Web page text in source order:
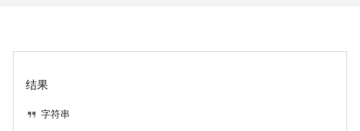
结果
字符串